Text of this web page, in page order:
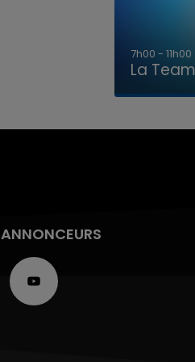
7h00 - 11h00
La
ANNONCEURS